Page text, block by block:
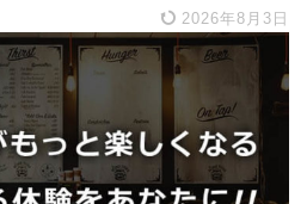
2026年8月3日